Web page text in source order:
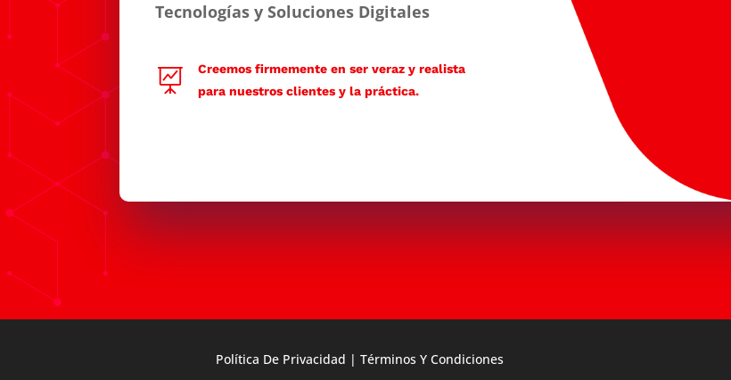
Tecnologías y Soluciones Digitales

Creemos firmemente en ser veraz y realista
para nuestros clientes y la práctica.
Política De Privacidad | Términos Y Condiciones